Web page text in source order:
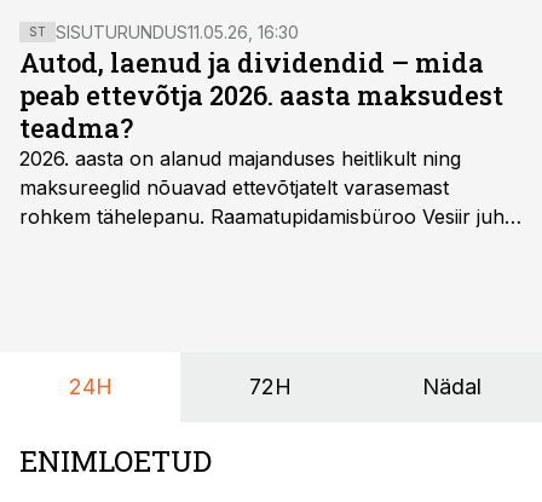
ST SISUTURUNDUS11.05.26, 16:30
Autod, laenud ja dividendid – mida
peab ettevõtja 2026. aasta maksudest
teadma?
2026. aasta on alanud majanduses heitlikult ning
maksureeglid nõuavad ettevõtjatelt varasemast
rohkem tähelepanu. Raamatupidamisbüroo Vesiir juht
24H 72H Nädal
ENIMLOETUD